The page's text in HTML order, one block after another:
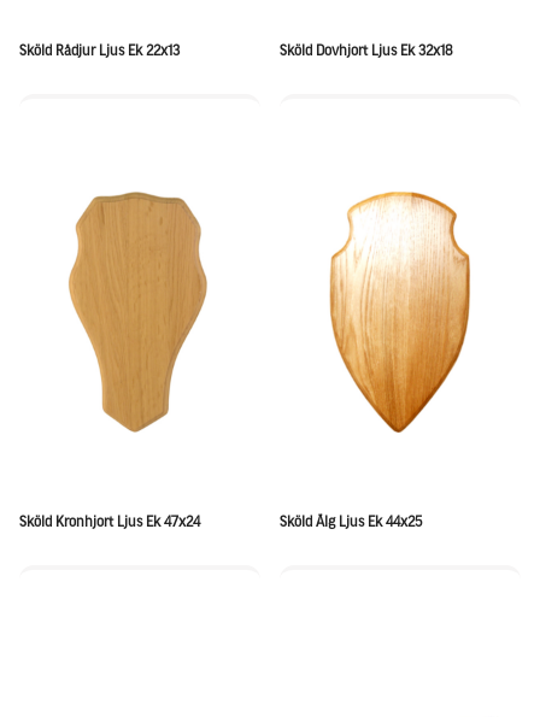
Sköld Rådjur Ljus Ek 22x13 Sköld Dovhjort Ljus Ek 32x18
Sköld Kronhjort Ljus Ek 47x24 Sköld Älg Ljus Ek 44x25